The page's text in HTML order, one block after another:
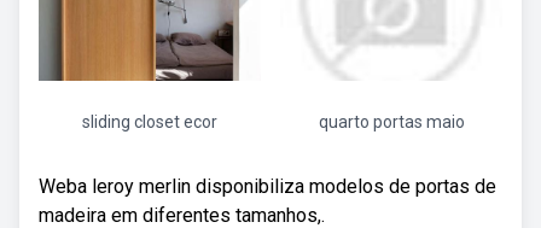
sliding closet ecor quarto portas maio
Weba leroy merlin disponibiliza modelos de portas de
madeira em diferentes tamanhos,.